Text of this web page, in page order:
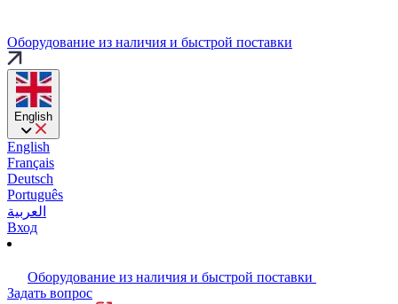
Оборудование из наличия и быстрой поставки
English
English
Français
Deutsch
Português
العربية
Вход
Оборудование из наличия и быстрой поставки
Задать вопрос